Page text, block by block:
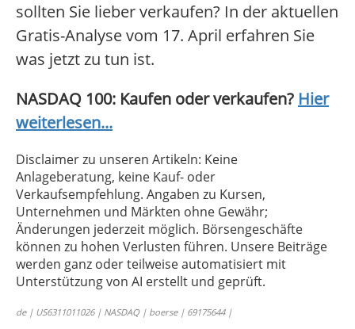
sollten Sie lieber verkaufen? In der aktuellen
Gratis-Analyse vom 17. April erfahren Sie
was jetzt zu tun ist.
NASDAQ 100: Kaufen oder verkaufen? Hier
weiterlesen...
Disclaimer zu unseren Artikeln: Keine
Anlageberatung, keine Kauf- oder
Verkaufsempfehlung. Angaben zu Kursen,
Unternehmen und Märkten ohne Gewähr;
Änderungen jederzeit möglich. Börsengeschäfte
können zu hohen Verlusten führen. Unsere Beiträge
werden ganz oder teilweise automatisiert mit
Unterstützung von AI erstellt und geprüft.
de | US6311011026 | NASDAQ | boerse | 69175644 |